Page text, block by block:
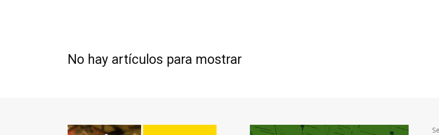
No hay artículos para mostrar